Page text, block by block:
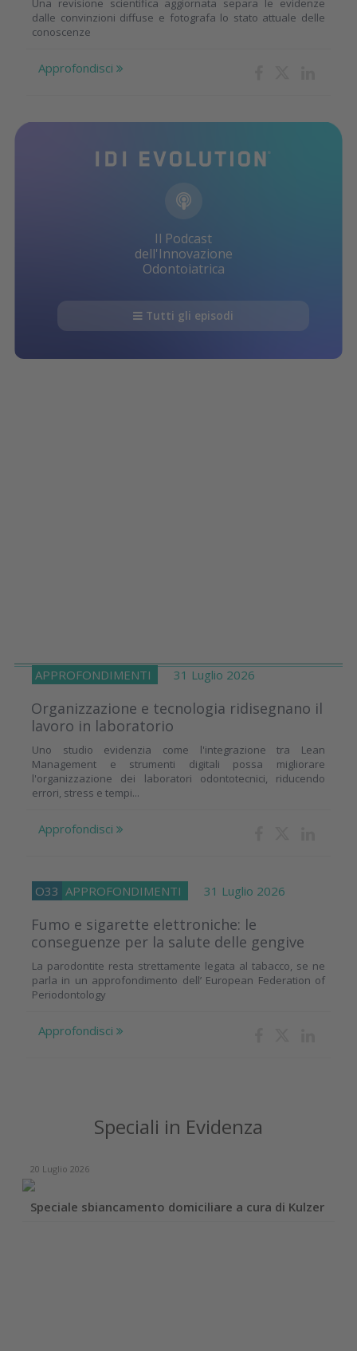
Una revisione scientifica aggiornata separa le evidenze
dalle convinzioni diffuse e fotografa lo stato attuale delle
conoscenze
Approfondisci
Il Podcast
dell'Innovazione
Odontoiatrica
Tutti gli episodi
APPROFONDIMENTI 31 Luglio 2026
Organizzazione e tecnologia ridisegnano il
lavoro in laboratorio
Uno studio evidenzia come l'integrazione tra Lean
Management e strumenti digitali possa migliorare
l'organizzazione dei laboratori odontotecnici, riducendo
errori, stress e tempi...
Approfondisci
O33 APPROFONDIMENTI 31 Luglio 2026
Fumo e sigarette elettroniche: le
conseguenze per la salute delle gengive
La parodontite resta strettamente legata al tabacco, se ne
parla in un approfondimento dell’ European Federation of
Periodontology
Approfondisci
Speciali in Evidenza
20 Luglio 2026
Speciale sbiancamento domiciliare a cura di Kulzer